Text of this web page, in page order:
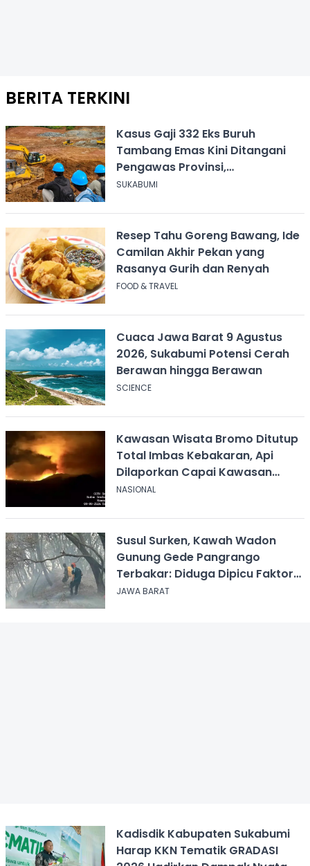
BERITA TERKINI
Kasus Gaji 332 Eks Buruh
Tambang Emas Kini Ditangani
Pengawas Provinsi,
Disnakertrans Sukabumi Terus
SUKABUMI
Resep Tahu Goreng Bawang, Ide
Camilan Akhir Pekan yang
Rasanya Gurih dan Renyah
FOOD & TRAVEL
Cuaca Jawa Barat 9 Agustus
2026, Sukabumi Potensi Cerah
Berawan hingga Berawan
SCIENCE
Kawasan Wisata Bromo Ditutup
Total Imbas Kebakaran, Api
Dilaporkan Capai Kawasan
Sabana
NASIONAL
Susul Surken, Kawah Wadon
Gunung Gede Pangrango
Terbakar: Diduga Dipicu Faktor
Alam
JAWA BARAT
Kadisdik Kabupaten Sukabumi
Harap KKN Tematik GRADASI